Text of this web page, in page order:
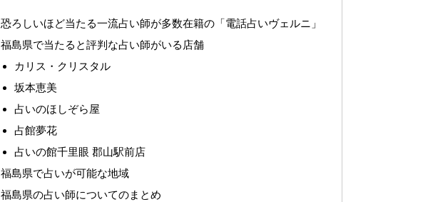
恐ろしいほど当たる一流占い師が多数在籍の「電話占いヴェルニ」
福島県で当たると評判な占い師がいる店舗
カリス・クリスタル
坂本恵美
占いのほしぞら屋
占館夢花
占いの館千里眼 郡山駅前店
福島県で占いが可能な地域
福島県の占い師についてのまとめ